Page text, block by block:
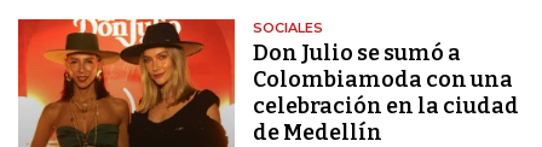
SOCIALES
Don Julio se sumó a
Colombiamoda con una
celebración en la ciudad
de Medellín